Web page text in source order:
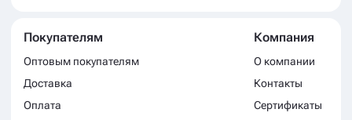
Покупателям
Оптовым покупателям
Доставка
Оплата
Компания
О компании
Контакты
Сертификаты